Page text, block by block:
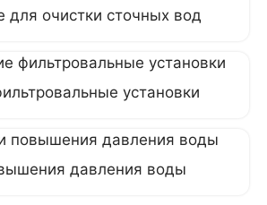
для очистки сточных вод
установки
давления воды